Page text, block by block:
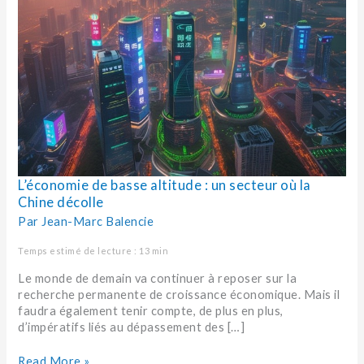
L’économie de basse altitude : un secteur où la
Chine décolle
Par Jean-Marc Balencie
Temps estimé de lecture : 13 min
Le monde de demain va continuer à reposer sur la
recherche permanente de croissance économique. Mais il
faudra également tenir compte, de plus en plus,
d’impératifs liés au dépassement des […]